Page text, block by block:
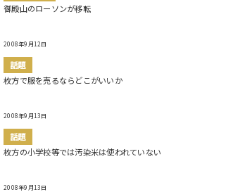
御殿山のローソンが移転
2008年9月12日
話題
枚方で服を売るならどこがいいか
2008年9月13日
話題
枚方の小学校等では汚染米は使われていない
2008年9月13日